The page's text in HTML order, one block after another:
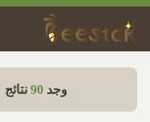
وجد90